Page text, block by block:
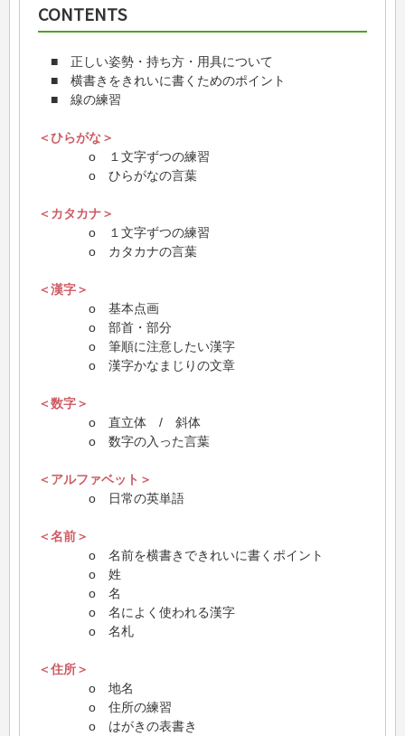
CONTENTS
■ 正しい姿勢・持ち方・用具について
■ 横書きをきれいに書くためのポイント
■ 線の練習
＜ひらがな＞
o １文字ずつの練習
o ひらがなの言葉
＜カタカナ＞
o １文字ずつの練習
o カタカナの言葉
＜漢字＞
o 基本点画
o 部首・部分
o 筆順に注意したい漢字
o 漢字かなまじりの文章
＜数字＞
o 直立体 / 斜体
o 数字の入った言葉
＜アルファベット＞
o 日常の英単語
＜名前＞
o 名前を横書きできれいに書くポイント
o 姓
o 名
o 名によく使われる漢字
o 名札
＜住所＞
o 地名
o 住所の練習
o はがきの表書き